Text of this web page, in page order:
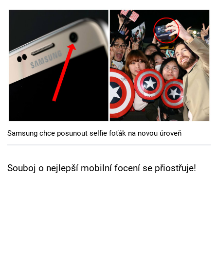
Hry
Cool Esport
Samsung chce posunout selfie foťák na novou úroveň
Souboj o nejlepší mobilní focení se přiostřuje!